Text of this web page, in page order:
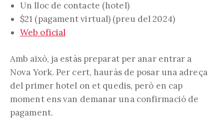
Un lloc de contacte (hotel)
$21 (pagament virtual) (preu del 2024)
Web oficial
Amb això, ja estàs preparat per anar entrar a
Nova York. Per cert, hauràs de posar una adreça
del primer hotel on et quedis, però en cap
moment ens van demanar una confirmació de
pagament.